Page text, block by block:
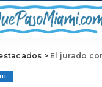
> El jurado comienza a deliberar en